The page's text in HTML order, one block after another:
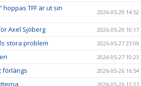
TFF är ut sin
2026-05-29 14:52
Axel Sjöberg 2026-05-29 10:17
stora problem 2026-05-27 23:09
2026-05-27 10:23
förlängs 2026-05-26 16:54
2026-05-26 12:27